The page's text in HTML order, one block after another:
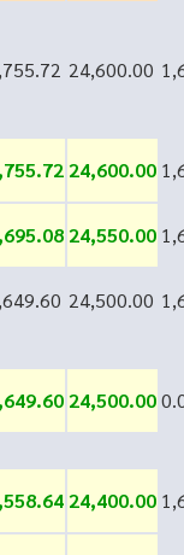
24,600.00
24,600.00
24,550.00
24,500.00
24,500.00
24,400.00